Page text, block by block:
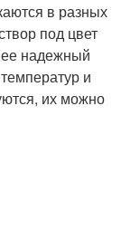
в разных
под цвет
надежный
и
их можно